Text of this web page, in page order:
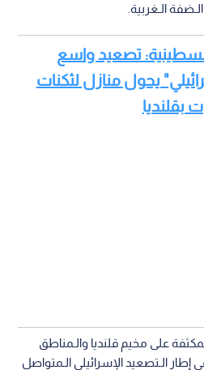
الـغربية.
تصعيد واسع
يحول منازل لثكنات
بقلنديا
على مخيم قلنديا والـمناطق
الـتصعيد الإسرائيلي الـمتواصل